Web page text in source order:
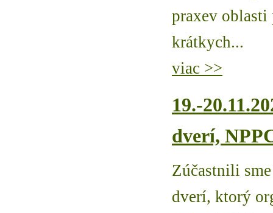
praxev oblasti
krátkych...
viac >>
19.-
dverí,
Zúčastnili
dverí, ktorý